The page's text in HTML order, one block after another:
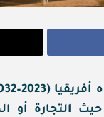
التجارة أو